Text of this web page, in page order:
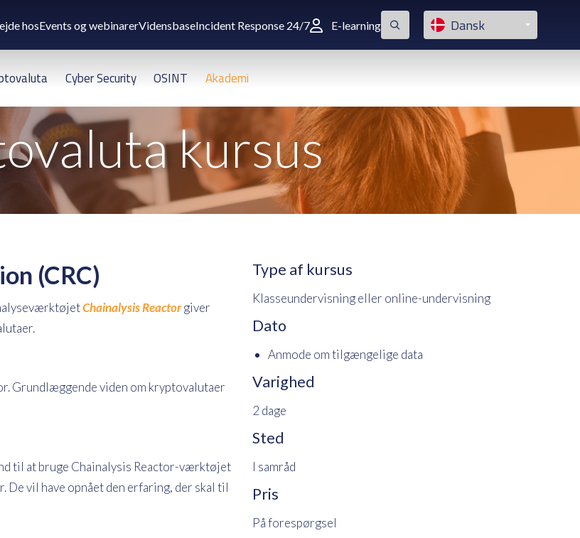
hosEvents og webinarerVidensbaseIncident Response 24/7 E-learning Dansk
Cyber Security OSINT Akademi
kursus
(CRC)
Chainalysis Reactorgiver
Grundlæggende viden om kryptovalutaer
til at bruge Chainalysis Reactor-værktøjet
vil have opnået den erfaring, der skal til
Type af kursus
Klasseundervisning eller online-undervisning
Dato
Anmode om tilgængelige data
Varighed
2 dage
Sted
I samråd
Pris
På forespørgsel